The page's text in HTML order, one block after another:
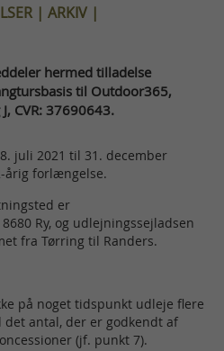
| ARKIV |
hermed tilladelse
til Outdoor365,
CVR: 37690643.
juli 2021 til 31. december
årig forlængelse.
er
Ry, og udlejningssejladsen
fra Tørring til Randers.
på noget tidspunkt udleje flere
antal, der er godkendt af
(jf. punkt 7).